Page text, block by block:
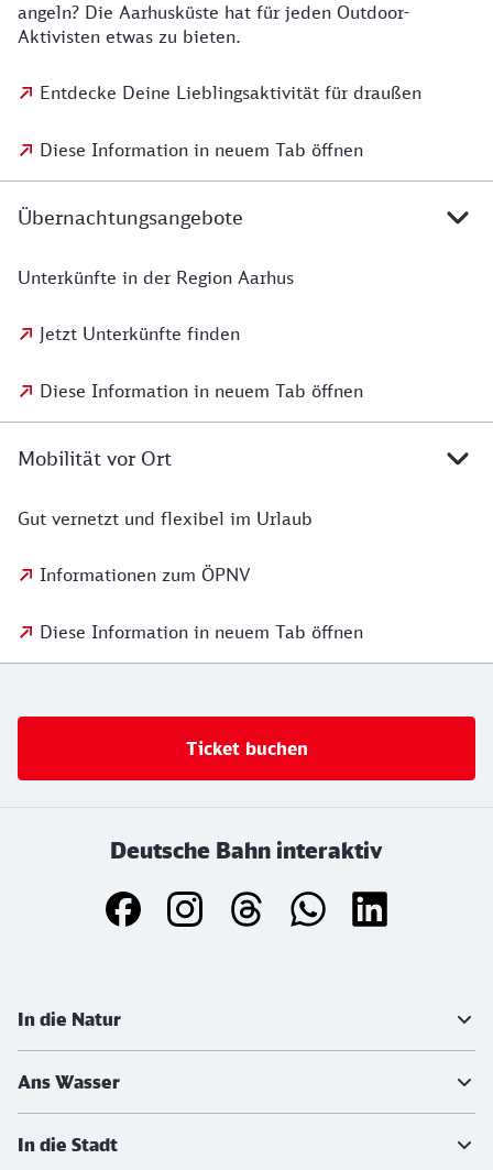
angeln? Die Aarhusküste hat für jeden Outdoor-
Aktivisten etwas zu bieten.
Entdecke Deine Lieblingsaktivität für draußen
Diese Information in neuem Tab öffnen
Übernachtungsangebote
Unterkünfte in der Region Aarhus
Jetzt Unterkünfte finden
Diese Information in neuem Tab öffnen
Mobilität vor Ort
Gut vernetzt und flexibel im Urlaub
Informationen zum ÖPNV
Diese Information in neuem Tab öffnen
Ticket buchen
Deutsche Bahn interaktiv
In die Natur
Ans Wasser
In die Stadt